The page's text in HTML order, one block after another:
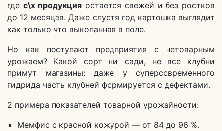
где с\х продукция остается свежей и без ростков
до 12 месяцев. Даже спустя год картошка выглядит
как только что выкопанная в поле.
Но как поступают предприятия с нетоварным
урожаем? Какой сорт ни сади, не все клубни
примут магазины: даже у суперсовременного
гидрида часть клубней формируется с дефектами.
2 примера показателей товарной урожайности:
Мемфис с красной кожурой — от 84 до 96 %.